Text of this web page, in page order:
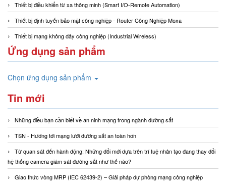
Thiết bị điều khiển từ xa thông minh (Smart I/O-Remote Automation)
Thiết bị định tuyến bảo mật công nghiệp - Router Công Nghiệp Moxa
Thiết bị mạng không dây công nghiệp (Industrial Wireless)
Ứng dụng sản phẩm
Chọn ứng dụng sản phẩm
Tin mới
Những điều bạn cần biết về an ninh mạng trong ngành đường sắt
TSN - Hướng tới mạng lưới đường sắt an toàn hơn
Từ quan sát đến hành động: Những đổi mới dựa trên trí tuệ nhân tạo đang thay đổi
hệ thống camera giám sát đường sắt như thế nào?
Giao thức vòng MRP (IEC 62439-2) – Giải pháp dự phòng mạng công nghiệp